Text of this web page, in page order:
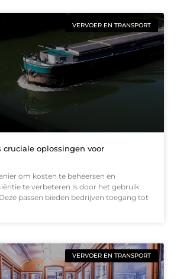
VERVOER EN TRANSPORT
cruciale oplossingen voor
om kosten te beheersen en
te verbeteren is door het gebruik
passen bieden bedrijven toegang tot
VERVOER EN TRANSPORT